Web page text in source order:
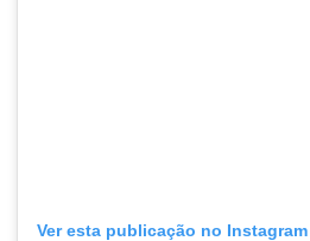
Ver esta publicação no Instagram